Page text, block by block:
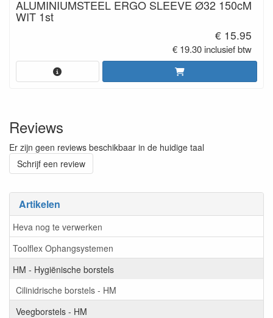
Artikelen
Heva nog te verwerken
Toolflex Ophangsystemen
HM - Hygiënische borstels
Cilinidrische borstels - HM
Veegborstels - HM
ALUMINIUMSTEEL ERGO SLEEVE Ø32 150cM
WIT 1st
€ 15.95
€ 19.30 inclusief btw
Reviews
Er zijn geen reviews beschikbaar in de huidige taal
Schrijf een review